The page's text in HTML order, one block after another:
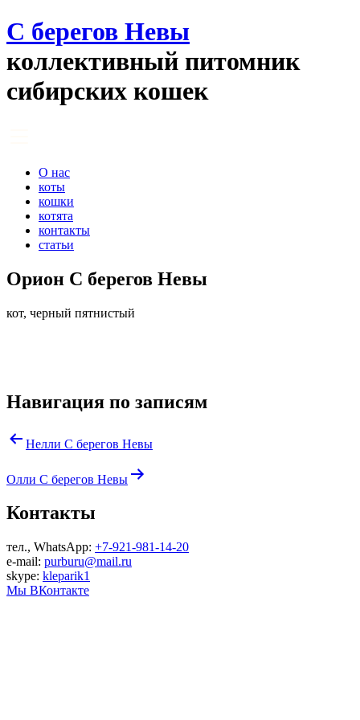
С берегов Невы
коллективный питомник
сибирских кошек
О нас
коты
кошки
котята
контакты
статьи
Орион С берегов Невы
кот, черный пятнистый
Навигация по записям
Нелли С берегов Невы
Олли С берегов Невы
Контакты
тел., WhatsApp: +7-921-981-14-20
e-mail: purburu@mail.ru
skype: kleparik1
Мы ВКонтакте